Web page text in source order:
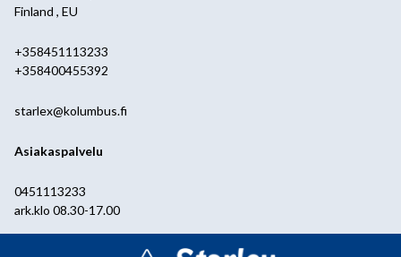
Finland , EU
+358451113233
+358400455392
starlex@kolumbus.fi
Asiakaspalvelu
0451113233
ark.klo 08.30-17.00